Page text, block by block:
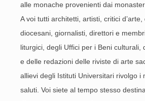
alle monache provenienti dai
A voi tutti architetti, artisti, critici
diocesani, giornalisti, direttori e
liturgici, degli Uffici per i Beni culturali,
e delle redazioni delle riviste di arte
allievi degli Istituti Universitari rivolgo i
saluti. Voi siete al tempo stesso